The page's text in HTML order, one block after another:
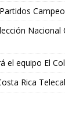
Nacional
el equipo El
Rica